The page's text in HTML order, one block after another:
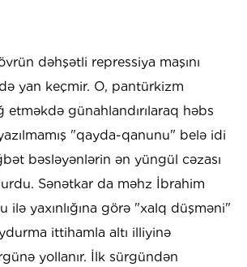
dəhşətli repressiya maşını
yan keçmir. O, pantürkizm
etməkdə günahlandırılaraq həbs
"qayda-qanunu" belə idi
bəsləyənlərin ən yüngül cəzası
Sənətkar da məhz İbrahim
ilə yaxınlığına görə "xalq düşməni"
ittihamla altı illiyinə
yollanır. İlk sürgündən